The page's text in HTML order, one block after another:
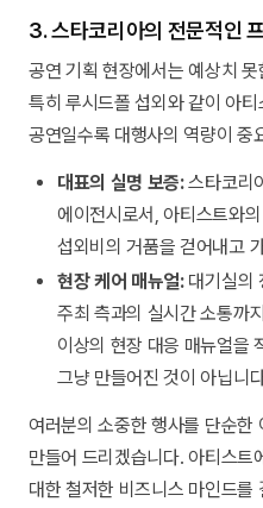
3. 스타코리아의 전문적인
공연 기획 현장에서는 예상치
특히 루시드폴 섭외와 같이 아
공연일수록 대행사의 역량이 중
대표의 실명 보증:스타코리
에이전시로서, 아티스트와
섭외비의 거품을 걷어내고
현장 케어 매뉴얼:대기실의
주최 측과의 실시간 소통까
이상의 현장 대응 매뉴얼을
그냥 만들어진 것이 아닙니
여러분의 소중한 행사를 단순한
만들어 드리겠습니다. 아티스트
대한 철저한 비즈니스 마인드를